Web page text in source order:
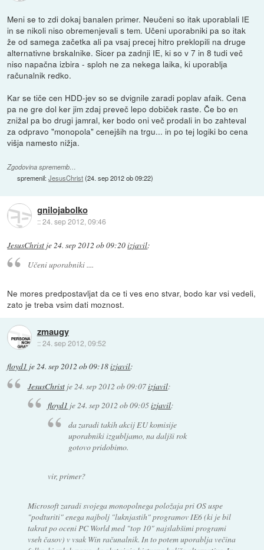
Meni se to zdi dokaj banalen primer. Neučeni so itak uporablali IE
in se nikoli niso obremenjevali s tem. Učeni uporabniki pa so itak
že od samega začetka ali pa vsaj precej hitro preklopili na druge
alternativne brskalnike. Sicer pa zadnji IE, ki so v 7 in 8 tudi več
niso napačna izbira - sploh ne za nekega laika, ki uporablja
računalnik redko.
Kar se tiče cen HDD-jev so se dvignile zaradi poplav afaik. Cena
pa ne gre dol ker jim zdaj preveč lepo dobiček raste. Če bo en
znižal pa bo drugi jamral, ker bodo oni več prodali in bo zahteval
za odpravo "monopola" cenejših na trgu... in po tej logiki bo cena
višja namesto nižja.
Zgodovina sprememb…
spremenil:JesusChrist(24. sep 2012 ob 09:22)
gnilojabolko
::24. sep 2012, 09:46
JesusChrist je24. sep 2012 ob 09:20izjavil:
Učeni uporabniki ....
Ne mores predpostavljat da ce ti ves eno stvar, bodo kar vsi vedeli,
zato je treba vsim dati moznost.
zmaugy
::24. sep 2012, 09:52
floyd1 je24. sep 2012 ob 09:18izjavil:
JesusChristje 24. sep 2012 ob 09:07izjavil:
floyd1 je24. sep 2012 ob 09:05izjavil:
da zaradi takih akcij EU komisije
uporabniki izgubljamo, na daljši rok
gotovo pridobimo.
vir, primer?
Microsoft zaradi svojega monopolnega položaja pri OS uspe
"podturiti" enega najbolj "luknjastih" programov IE6 (ki je bil
takrat po oceni PC World med "top 10" najslabšimi programi
vseh časov) v vsak Win računalnik. In to potem uporablja večina